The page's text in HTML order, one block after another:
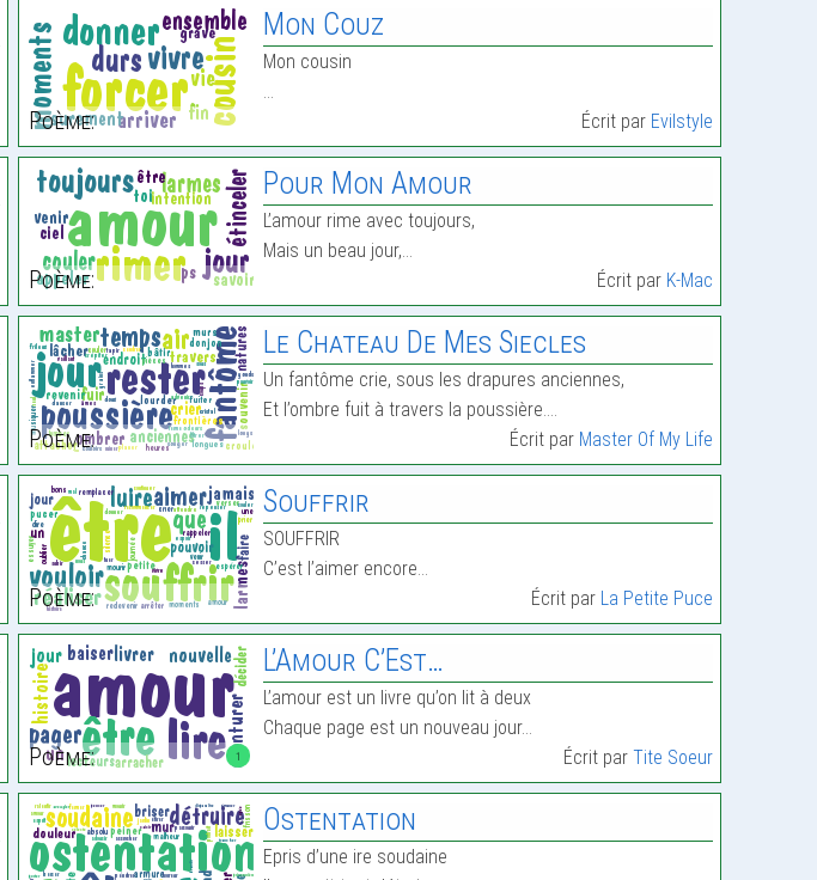
Poème:
Mon Couz
Mon cousin
…
Écrit par Evilstyle
Poème:
Pour Mon Amour
L’amour rime avec toujours,
Mais un beau jour,…
Écrit par K-Mac
Poème:
Le Chateau De Mes Siecles
Un fantôme crie, sous les drapures anciennes,
Et l’ombre fuit à travers la poussière.…
Écrit par Master Of My Life
Poème:
Souffrir
SOUFFRIR
C’est l’aimer encore…
Écrit par La Petite Puce
1
Poème:
L’Amour C’Est…
L’amour est un livre qu’on lit à deux
Chaque page est un nouveau jour…
Écrit parTite Soeur
Ostentation
Epris d’une ire soudaine